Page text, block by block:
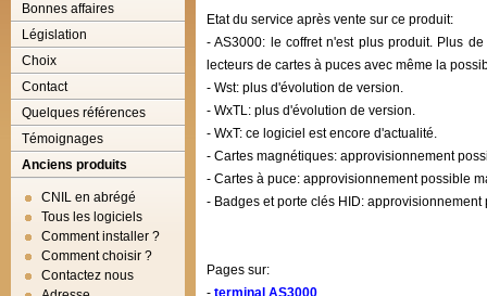
Bonnes affaires
Législation
Choix
Contact
Quelques références
Témoignages
Anciens produits
CNIL en abrégé
Tous les logiciels
Comment installer ?
Comment choisir ?
Contactez nous
Etat du service après vente sur ce produit:
- AS3000: le coffret n'est plus produit. Plus
lecteurs de cartes à puces avec même la
- Wst: plus d'évolution de version.
- WxTL: plus d'évolution de version.
- WxT: ce logiciel est encore d'actualité.
- Cartes magnétiques: approvisionnement
- Cartes à puce: approvisionnement possible
- Badges et porte clés HID: approvisionnement
Pages sur:
- terminal AS3000